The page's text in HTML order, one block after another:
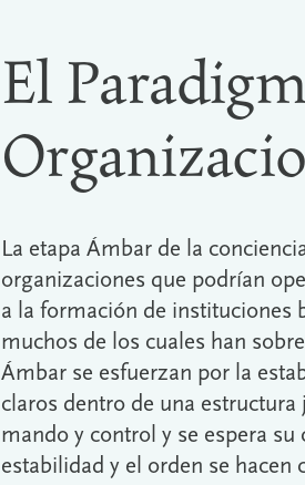
El
La etapa Ámbar de la
organizaciones que podrían
a la formación de instituciones
muchos de los cuales han
Ámbar se esfuerzan por la
claros dentro de una estructura
mando y control y se espera
estabilidad y el orden se hacen